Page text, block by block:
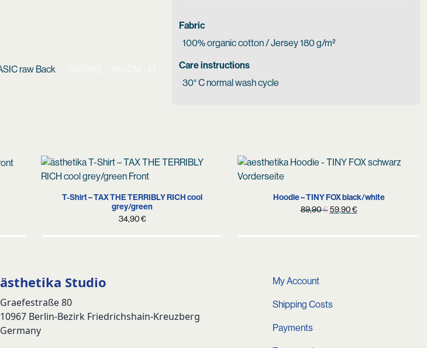
Fabric
100% organic cotton / Jersey 180 g/m²
Care instructions
30° C normal wash cycle
S M L
T-Shirt – TAX THE TERRIBLY RICH cool
grey/green
34,90€
Hoodie – TINY FOX black/white
89,90€ Original
59,90€Current
ästhetika Studio
Graefestraße 80
10967 Berlin-Bezirk Friedrichshain-Kreuzberg
Germany
My Account
Shipping Costs
Payments